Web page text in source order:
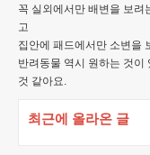
꼭 실외에서만 배변을 보려
고
집안에 패드에서만 소변을
반려동물 역시 원하는 것이
것 같아요.
최근에 올라온 글